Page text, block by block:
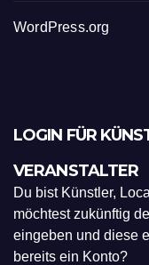
WordPress.org
LOGIN FÜR
VERANSTALTER
Du bist Künstler,
möchtest zukünftig
eingeben und diese
bereits ein Konto?